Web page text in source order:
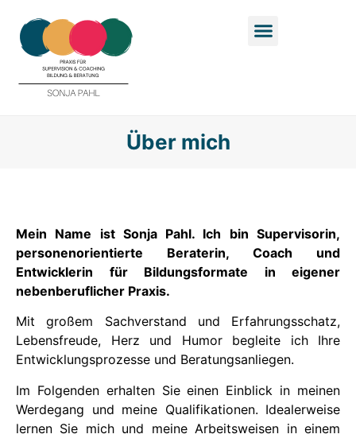
Über mich
Mein Name ist Sonja Pahl. Ich bin Supervisorin,
personenorientierte Beraterin, Coach und
Entwicklerin für Bildungsformate in eigener
nebenberuflicher Praxis.
Mit großem Sachverstand und Erfahrungsschatz,
Lebensfreude, Herz und Humor begleite ich Ihre
Entwicklungsprozesse und Beratungsanliegen.
Im Folgenden erhalten Sie einen Einblick in meinen
Werdegang und meine Qualifikationen. Idealerweise
lernen Sie mich und meine Arbeitsweisen in einem